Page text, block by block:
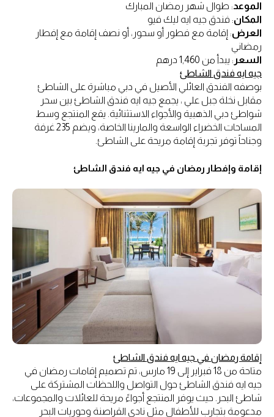
الموعد: طوال شهر رمضان المبارك
المكان: فندق جيه ايه ليك فيو
العرض: إقامة مع فطور أو سحور، أو نصف إقامة مع إفطار
رمضاني
السعر : يبدأ من 1,460 درهم
جيه ايه فندق الشاطئ
بوصفه الفندق العائلي الأصيل في دبي مباشرة على الشاطئ
مقابل نخلة جبل علي ، يجمع جيه ايه فندق الشاطئ بين سحر
شواطئ دبي الذهبية والأجواء الاستثنائية. يقع المنتجع وسط
المساحات الخضراء الواسعة والمارينا الخاصة، ويضم 235 غرفة
وجناحاً توفر تجربة إقامة مريحة على الشاطئ.
إقامة وإفطار رمضان في جيه ايه فندق الشاطئ
إقامة رمضان في جيه ايه فندق الشاطئ
متاحة من 18 فبراير إلى 19 مارس، تم تصميم إقامات رمضان في
جيه ايه فندق الشاطئ حول التواصل واللحظات المشتركة على
شاطئ البحر. حيث يوفر المنتجع أجواءً مريحة للعائلات والمجموعات،
مدعومة بتجارب للأطفال مثل نادي القراصنة وحوريات البحر